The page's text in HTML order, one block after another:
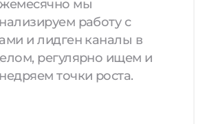
мы
работу с
и лидген каналы в
регулярно ищем и
точки роста.